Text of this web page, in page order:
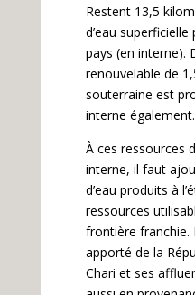
Restent 13,5
d’eau
pays (en interne).
renouvelable de
souterraine est
interne également.
À ces ressources
interne, il faut
d’eau produits à
ressources
frontière franchie.
apporté de la
Chari et ses